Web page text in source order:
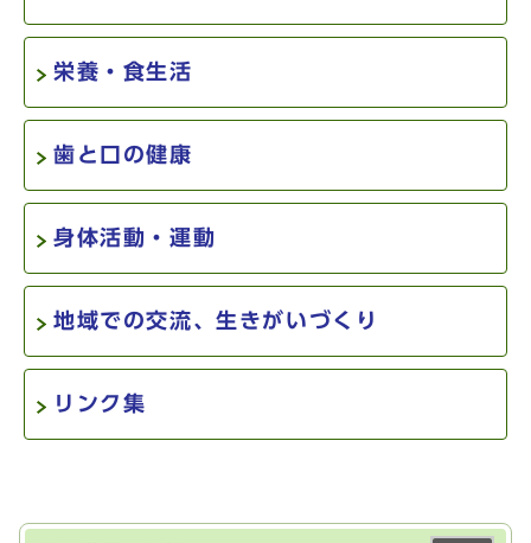
栄養・食生活
歯と口の健康
身体活動・運動
地域での交流、生きがいづくり
リンク集